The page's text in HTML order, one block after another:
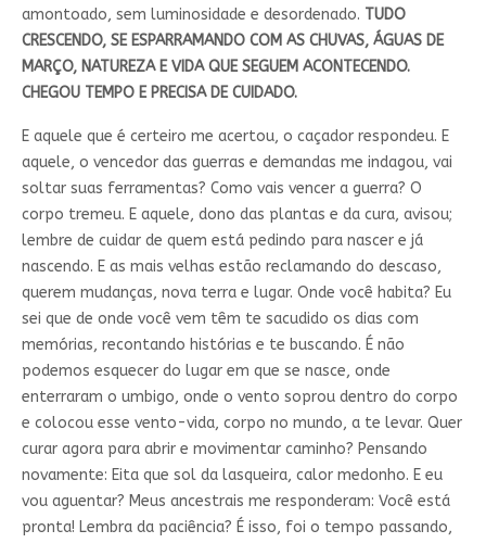
amontoado, sem luminosidade e desordenado. TUDO
CRESCENDO, SE ESPARRAMANDO COM AS CHUVAS, ÁGUAS DE
MARÇO, NATUREZA E VIDA QUE SEGUEM ACONTECENDO.
CHEGOU TEMPO E PRECISA DE CUIDADO.
E aquele que é certeiro me acertou, o caçador respondeu. E
aquele, o vencedor das guerras e demandas me indagou, vai
soltar suas ferramentas? Como vais vencer a guerra? O
corpo tremeu. E aquele, dono das plantas e da cura, avisou;
lembre de cuidar de quem está pedindo para nascer e já
nascendo. E as mais velhas estão reclamando do descaso,
querem mudanças, nova terra e lugar. Onde você habita? Eu
sei que de onde você vem têm te sacudido os dias com
memórias, recontando histórias e te buscando. É não
podemos esquecer do lugar em que se nasce, onde
enterraram o umbigo, onde o vento soprou dentro do corpo
e colocou esse vento-vida, corpo no mundo, a te levar. Quer
curar agora para abrir e movimentar caminho? Pensando
novamente: Eita que sol da lasqueira, calor medonho. E eu
vou aguentar? Meus ancestrais me responderam: Você está
pronta! Lembra da paciência? É isso, foi o tempo passando,